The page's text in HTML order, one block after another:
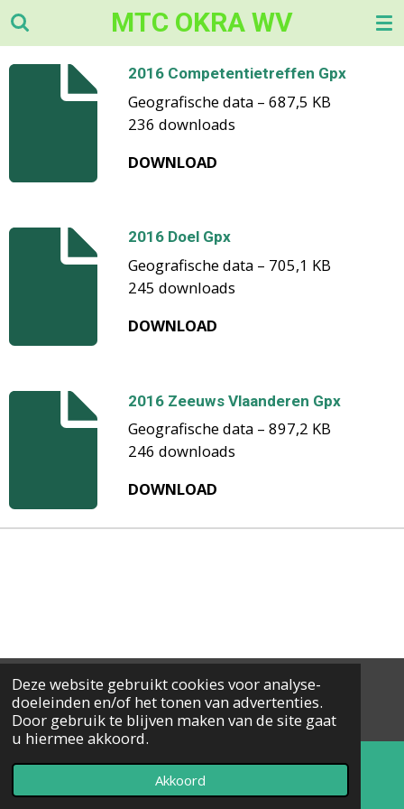
Deze website gebruikt cookies voor analyse-
doeleinden en/of het tonen van advertenties.
Door gebruik te blijven maken van de site gaat
u hiermee akkoord.
Akkoord
Ga
direct
naar
MTC OKRA WV
2016 Competentietreffen Gpx
Geografische data – 687,5 KB
236 downloads
DOWNLOAD
2016 Doel Gpx
Geografische data – 705,1 KB
245 downloads
DOWNLOAD
2016 Zeeuws Vlaanderen Gpx
Geografische data – 897,2 KB
246 downloads
DOWNLOAD
© 2024 - 2026 MTCOKRAWV
Powered byJouwWeb
Telefoonnummer